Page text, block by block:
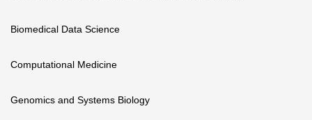
Biomedical Data Science
Computational Medicine
Genomics and Systems Biology